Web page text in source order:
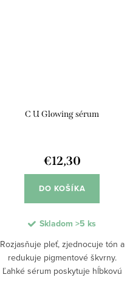
C U Glowing sérum
€12,30
DO KOŠÍKA
Skladom >5 ks
Rozjasňuje pleť, zjednocuje tón a
redukuje pigmentové škvrny.
Ľahké sérum poskytuje hĺbkovú